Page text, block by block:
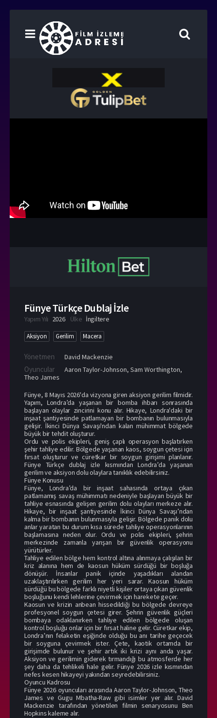
Fünye Türkçe Dublaj İzle
Yapım Yılı 2026 Ülke İngiltere
Aksiyon Gerilim Macera
Yönetmen David Mackenzie
Oyuncular Aaron Taylor-Johnson, Sam Worthington,
Theo James
Fünye, 8 Mayıs 2026'da vizyona giren aksiyon gerilim filmidir.
Yapım, Londra’da yaşanan bir bomba ihbarı sonrasında
başlayan olaylar zincirini konu alır. Hikaye, Londra'daki bir
inşaat şantiyesinde patlamayan bir bombanın bulunmasıyla
gelişir. İkinci Dünya Savaşı'ndan kalan mühimmat bölgede
büyük bir tehdit oluşturur.
Ordu ve polis ekipleri, geniş çaplı operasyon başlatırken
şehir tahliye edilir. Bölgede yaşanan kaos, soygun çetesi için
fırsat oluşturur ve cüretkar bir soygun girişimi planlanır.
Fünye Türkçe dublaj izle kısmından Londra’da yaşanan
gerilim ve aksiyon dolu olaylara tanıklık edebilirsiniz.
Fünye Konusu
Fünye, Londra’da bir inşaat sahasında ortaya çıkan
patlamamış savaş mühimmatı nedeniyle başlayan büyük bir
tahliye esnasında gelişen gerilim dolu olayları merkeze alır.
Hikaye, bir inşaat şantiyesinde İkinci Dünya Savaşı’ndan
kalma bir bombanın bulunmasıyla gelişir. Bölgede panik dolu
anlar yaratan bu durum kısa sürede tahliye operasyonlarının
başlamasına neden olur. Ordu ve polis ekipleri, şehrin
merkezinde zamanla yarışan bir güvenlik operasyonu
yürütürler.
Tahliye edilen bölge hem kontrol altına alınmaya çalışılan bir
kriz alanına hem de kaosun hüküm sürdüğü bir boşluğa
dönüşür. İnsanlar panik içinde yaşadıkları alandan
uzaklaştırılırken gerilim her yeri sarar. Kaosun hüküm
sürdüğü bu bölgede farklı niyetli kişiler ortaya çıkan güvenlik
boşluğunu kendi lehlerine çevirmek için harekete geçer.
Kaosun ve krizin anbean hissedildiği bu bölgede devreye
profesyonel soygun çetesi girer. Şehrin güvenlik güçleri
bombaya odaklanırken tahliye edilen bölgede oluşan
kontrol boşluğu onlar için bir fırsat haline gelir. Cüretkar ekip,
Londra’nın felaketin eşiğinde olduğu bu anı tarihe geçecek
bir soyguna çevirmek ister. Çete, kaotik ortamda bir
girişimde bulunur ve şehir artık iki krizi aynı anda yaşar.
Aksiyon ve gerilimin giderek tırmandığı bu atmosferde her
şey daha da tehlikeli hale gelir. Fünye 2026 izle kısmından
nefes kesen hikayeyi yakından seyredebilirsiniz.
Oyuncu Kadrosu
Fünye 2026 oyuncuları arasında Aaron Taylor-Johnson, Theo
James ve Gugu Mbatha-Raw gibi isimler yer alır. David
Mackenzie tarafından yönetilen filmin senaryosunu Ben
Hopkins kaleme alır.